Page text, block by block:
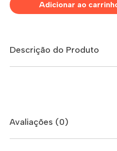
Adicionar ao
Descrição do Produto
Avaliações (0)